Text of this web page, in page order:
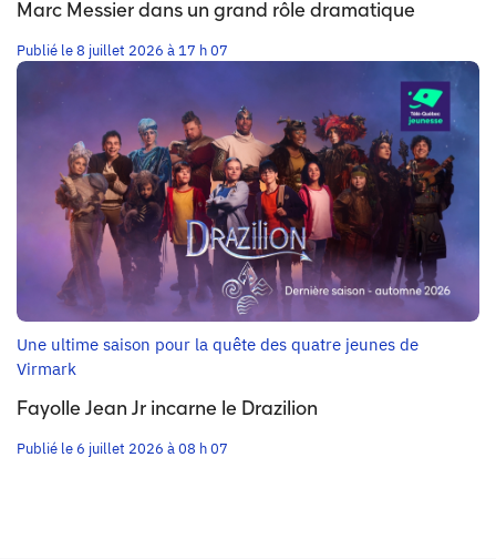
Marc Messier dans un grand rôle dramatique
Publié le 8 juillet 2026 à 17 h 07
Une ultime saison pour la quête des quatre jeunes de
Virmark
Fayolle Jean Jr incarne le Drazilion
Publié le 6 juillet 2026 à 08 h 07